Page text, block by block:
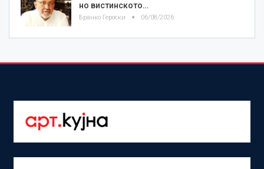
но вистинското…
Бранко Героски 06/08/2026